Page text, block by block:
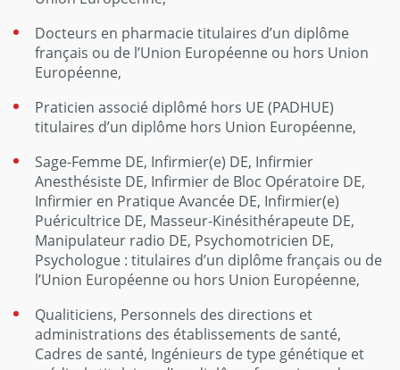
Docteurs en pharmacie titulaires d’un diplôme
français ou de l’Union Européenne ou hors Union
Européenne,
Praticien associé diplômé hors UE (PADHUE)
titulaires d’un diplôme hors Union Européenne,
Sage-Femme DE, Infirmier(e) DE, Infirmier
Anesthésiste DE, Infirmier de Bloc Opératoire DE,
Infirmier en Pratique Avancée DE, Infirmier(e)
Puéricultrice DE, Masseur-Kinésithérapeute DE,
Manipulateur radio DE, Psychomotricien DE,
Psychologue : titulaires d’un diplôme français ou de
l’Union Européenne ou hors Union Européenne,
Qualiticiens, Personnels des directions et
administrations des établissements de santé,
Cadres de santé, Ingénieurs de type génétique et